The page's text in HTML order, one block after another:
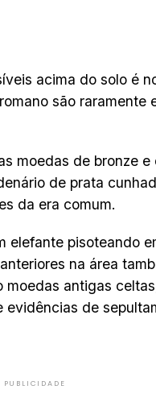
acima do solo é
são raramente
moedas de bronze e
de prata
da era comum.
elefante pisoteando
na área
antigas
de
PUBLICIDADE